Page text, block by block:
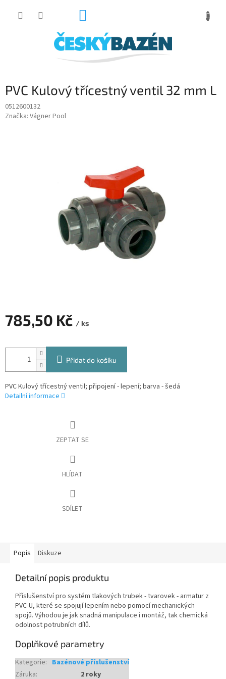
PVC Kulový třícestný ventil 32 mm L
0512600132
Značka: Vágner Pool
785,50 Kč / ks
cena:
Přidat do košíku
PVC Kulový třícestný ventil; připojení - lepení; barva - šedá
Detailní informace
ZEPTAT SE
HLÍDAT
SDÍLET
Popis Diskuze
Detailní popis produktu
Příslušenství pro systém tlakových trubek - tvarovek - armatur z
PVC-U, které se spojují lepením nebo pomocí mechanických
spojů. Výhodou je jak snadná manipulace i montáž, tak chemická
odolnost potrubních dílů.
Doplňkové parametry
Kategorie: Bazénové příslušenství
Záruka: 2 roky